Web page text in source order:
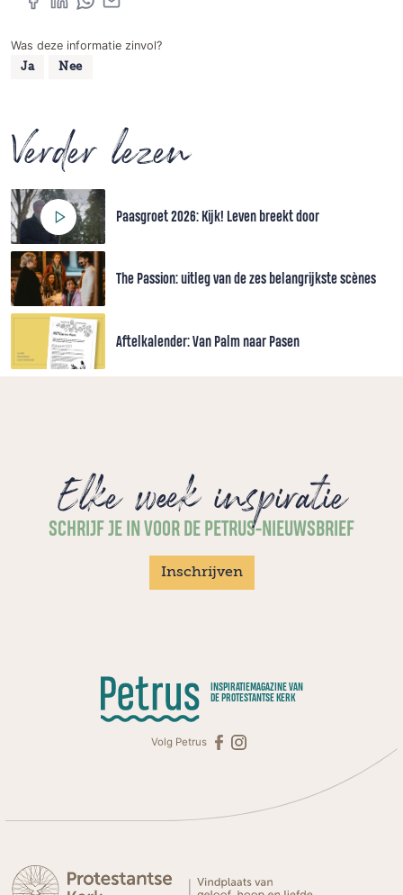
Was deze informatie zinvol?
Ja Nee
Verder lezen
Paasgroet 2026: Kijk! Leven breekt door
The Passion: uitleg van de zes belangrijkste scènes
Aftelkalender: Van Palm naar Pasen
Elke week inspiratie
SCHRIJF JE IN VOOR DE PETRUS-NIEUWSBRIEF
Inschrijven
INSPIRATIEMAGAZINE VAN
DE PROTESTANTSE KERK
Volg Petrus